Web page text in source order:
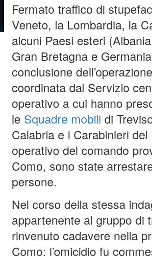
Fermato traffico di
Veneto, la Lombardia, la
alcuni Paesi esteri
Gran Bretagna e
conclusione dell’operazione
coordinata dal Servizio
operativo a cui hanno
le Squadre mobili di
Calabria e i Carabinieri del
operativo del comando
Como, sono state
persone.
Nel corso della stessa
appartenente al gruppo di
rinvenuto cadavere nella
Como; l’omicidio fu